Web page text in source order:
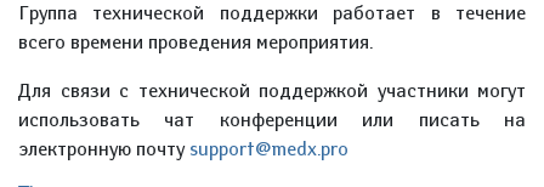
Группа технической поддержки работает в течение
всего времени проведения мероприятия.
Для связи с технической поддержкой участники могут
использовать чат конференции или писать на
электронную почту support@medx.pro